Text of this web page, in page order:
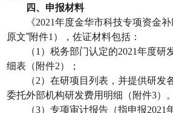
四、申报材料
《2021年度金华市科技专项资金
原文”附件1 ），佐证材料包括：
（1 ）税务部门认定的2021年度研
细表（附件2）；
（2）在研项目列表，并提供研发
委托外部机构研发费用明细（附件3）。
（3）专项审计报告（指申报2021